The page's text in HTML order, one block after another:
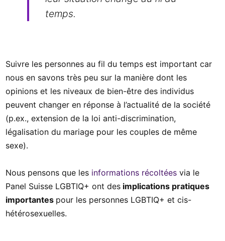
temps.
Suivre les personnes au fil du temps est important car
nous en savons très peu sur la manière dont les
opinions et les niveaux de bien-être des individus
peuvent changer en réponse à l’actualité de la société
(p.ex., extension de la loi anti-discrimination,
légalisation du mariage pour les couples de même
sexe).
Nous pensons que les informations récoltées via le
Panel Suisse LGBTIQ+ ont des implications pratiques
importantes pour les personnes LGBTIQ+ et cis-
hétérosexuelles.